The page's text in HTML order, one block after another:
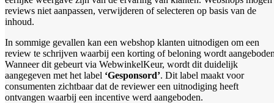
reviews niet aanpassen, verwijderen of selecteren op basis van de
inhoud.
In sommige gevallen kan een webshop klanten uitnodigen om een
review te schrijven waarbij een korting of beloning wordt
Wanneer dit gebeurt via WebwinkelKeur, wordt dit duidelijk
aangegeven met het label ‘Gesponsord’. Dit label maakt voor
consumenten zichtbaar dat de reviewer een uitnodiging heeft
ontvangen waarbij een incentive werd aangeboden.